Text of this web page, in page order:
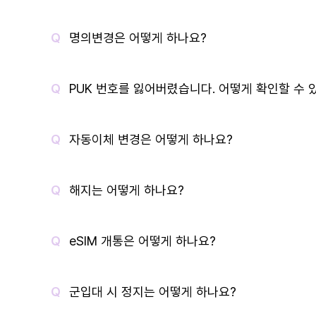
명의변경은 어떻게 하나요?
PUK 번호를 잃어버렸습니다. 어떻게 확인할 수
자동이체 변경은 어떻게 하나요?
해지는 어떻게 하나요?
eSIM 개통은 어떻게 하나요?
군입대 시 정지는 어떻게 하나요?